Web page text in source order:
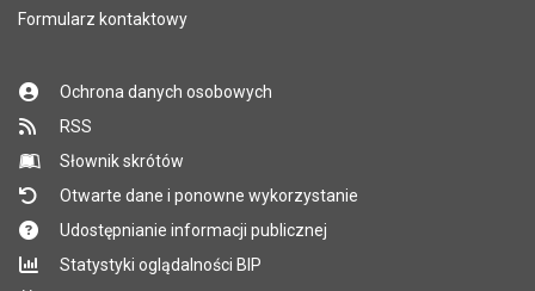
Formularz kontaktowy
Ochrona danych osobowych
RSS
Słownik skrótów
Otwarte dane i ponowne wykorzystanie
Udostępnianie informacji publicznej
Statystyki oglądalności BIP